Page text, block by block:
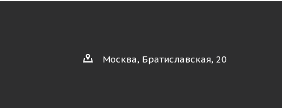
Москва, Братиславская, 20